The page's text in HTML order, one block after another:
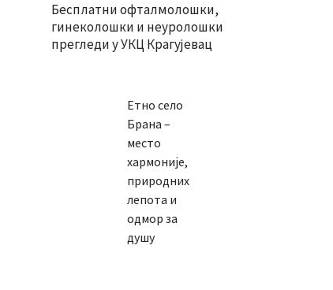
Бесплатни офталмолошки,
гинеколошки и неуролошки
прегледи у УКЦ Крагујевац
Етно село
Брана –
место
хармоније,
природних
лепота и
одмор за
душу